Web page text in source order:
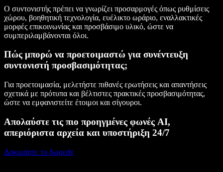
Ο συντονιστής πρέπει να γνωρίζει προσαρμογές όπως ρυθμίσεις
χώρου, βοηθητική τεχνολογία, ευέλικτο ωράριο, εναλλακτικές
μορφές επικοινωνίας και προσβάσιμο υλικό, ώστε να
συμπεριλαμβάνονται όλοι.
Πώς μπορώ να προετοιμαστώ για συνέντευξη
συντονιστή προσβασιμότητας;
Για προετοιμασία, μελετήστε πιθανές ερωτήσεις και απαντήσεις
σχετικά με πρότυπα και βέλτιστες πρακτικές προσβασιμότητας,
ώστε να εμφανιστείτε έτοιμοι και σίγουροι.
Απολαύστε τις πιο προηγμένες φωνές AI,
απεριόριστα αρχεία και υποστήριξη 24/7
Δοκιμάστε το δωρεάν